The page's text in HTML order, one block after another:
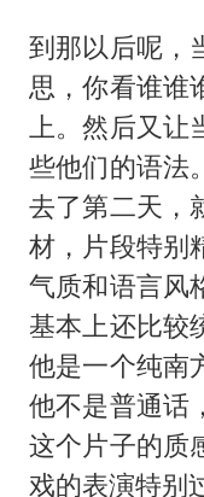
到那以后呢，
思，你看谁谁
上。然后又让
些他们的语法
去了第二天，
材，片段特别
气质和语言风
基本上还比较
他是一个纯南
他不是普通话
这个片子的质
戏的表演特别